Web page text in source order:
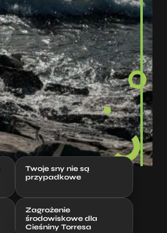
Twoje sny nie są
przypadkowe
Zagrożenie
środowiskowe dla
Cieśniny Torresa